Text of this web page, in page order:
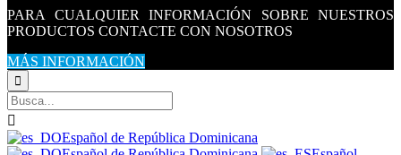
PARA CUALQUIER INFORMACIÓN SOBRE NUESTROS
PRODUCTOS CONTACTE CON NOSOTROS
MÁS INFORMACIÓN


Español de República Dominicana